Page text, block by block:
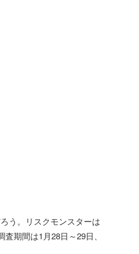
う。リスクモンスターは
期間は1月28日～29日、